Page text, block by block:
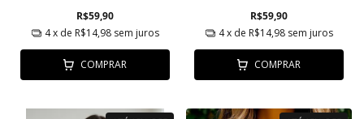
R$59,90
4 x de R$14,98 sem juros
COMPRAR
R$59,90
4 x de R$14,98 sem juros
COMPRAR